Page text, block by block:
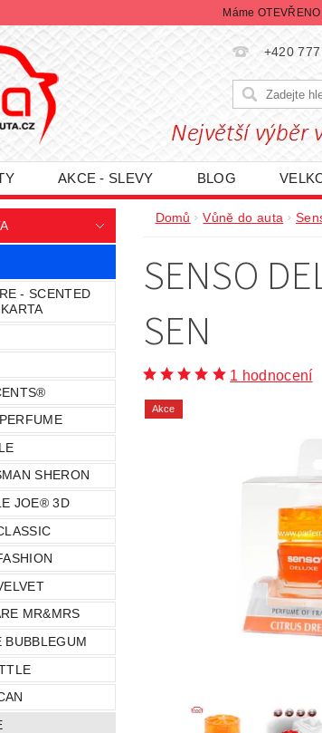
Máme
+420
AKCE - SLEVY BLOG
PODMÍNKY OCHRANY
KUPÓNY
- SCENTED
SHERON
JOE® 3D
MR&MRS
Domů Vůně do auta
SENSO
SEN
1 hodnocení
Akce